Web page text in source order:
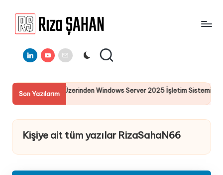
a
Ş
A
A
Bilgi
Paylaşım
LinkedinYoutube
E-
Mail
Son Yazılarım
Üzerinden Windows Server 2025 İşletim Sistemi Kurulumu
Kişiye ait tüm yazılar RizaSahaN66